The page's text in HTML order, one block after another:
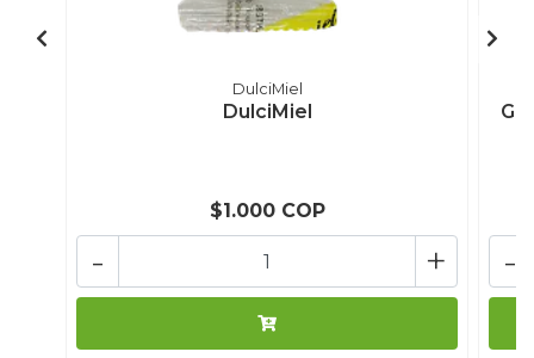
DulciMiel
DulciMiel
$1.000 COP
+
- -